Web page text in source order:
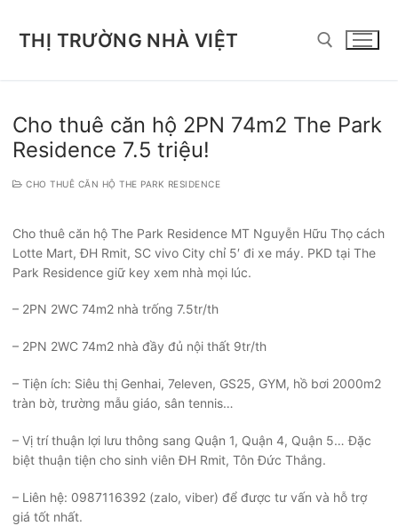
THỊ TRƯỜNG NHÀ VIỆT
Cho thuê căn hộ 2PN 74m2 The Park
Residence 7.5 triệu!
CHO THUÊ CĂN HỘ THE PARK RESIDENCE
Cho thuê căn hộ The Park Residence MT Nguyễn Hữu Thọ cách
Lotte Mart, ĐH Rmit, SC vivo City chỉ 5′ đi xe máy. PKD tại The
Park Residence giữ key xem nhà mọi lúc.
– 2PN 2WC 74m2 nhà trống 7.5tr/th
– 2PN 2WC 74m2 nhà đầy đủ nội thất 9tr/th
– Tiện ích: Siêu thị Genhai, 7eleven, GS25, GYM, hồ bơi 2000m2
tràn bờ, trường mẫu giáo, sân tennis…
– Vị trí thuận lợi lưu thông sang Quận 1, Quận 4, Quận 5… Đặc
biệt thuận tiện cho sinh viên ĐH Rmit, Tôn Đức Thắng.
– Liên hệ: 0987116392 (zalo, viber) để được tư vấn và hỗ trợ
giá tốt nhất.